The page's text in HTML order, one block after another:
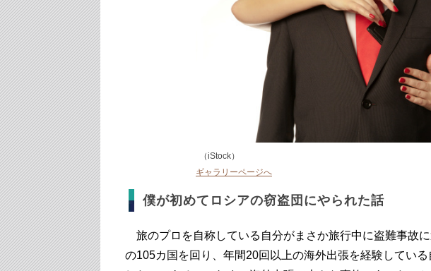
（iStock）
ギャラリーページへ
僕が初めてロシアの窃盗団にやられた話
旅のプロを自称している自分がまさか旅行中に盗難事故
の105カ国を回り、年間20回以上の海外出張を経験してい